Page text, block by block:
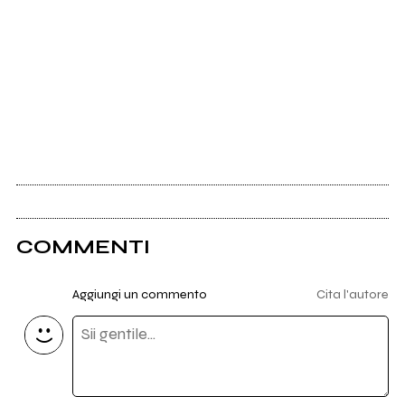
COMMENTI
Aggiungi un commento Cita l'autore